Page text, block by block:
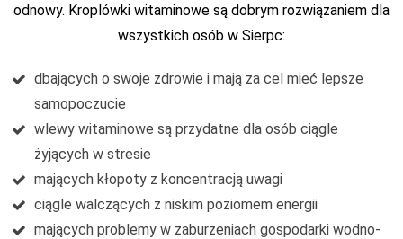
odnowy. Kroplówki witaminowe są dobrym rozwiązaniem dla
wszystkich osób w Sierpc:
dbających o swoje zdrowie i mają za cel mieć lepsze
samopoczucie
wlewy witaminowe są przydatne dla osób ciągle
żyjących w stresie
mających kłopoty z koncentracją uwagi
ciągle walczących z niskim poziomem energii
mających problemy w zaburzeniach gospodarki wodno-